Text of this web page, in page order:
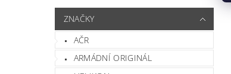
ZNAČKY
AČR
ARMÁDNÍ ORIGINÁL